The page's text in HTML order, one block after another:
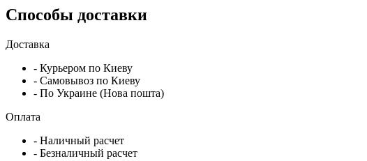
Способы доставки
Доставка
- Курьером по Киеву
- Самовывоз по Киеву
- По Украине (Нова пошта)
Оплата
- Наличный расчет
- Безналичный расчет